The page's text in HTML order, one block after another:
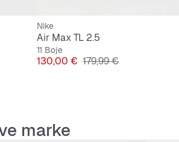
Nike
Air Max TL 2.5
11 Boje
Cijena
130,00 € Originalna cijena
179,99 €
marke